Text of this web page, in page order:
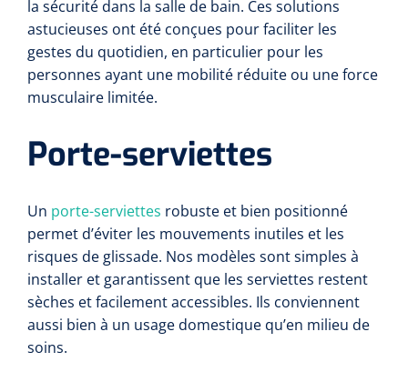
la sécurité dans la salle de bain. Ces solutions
astucieuses ont été conçues pour faciliter les
gestes du quotidien, en particulier pour les
personnes ayant une mobilité réduite ou une force
musculaire limitée.
Porte-serviettes
Un porte-serviettes robuste et bien positionné
permet d’éviter les mouvements inutiles et les
risques de glissade. Nos modèles sont simples à
installer et garantissent que les serviettes restent
sèches et facilement accessibles. Ils conviennent
aussi bien à un usage domestique qu’en milieu de
soins.